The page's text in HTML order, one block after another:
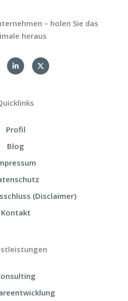
– holen Sie das
heraus
Profil
Blog
(Disclaimer)
Kontakt